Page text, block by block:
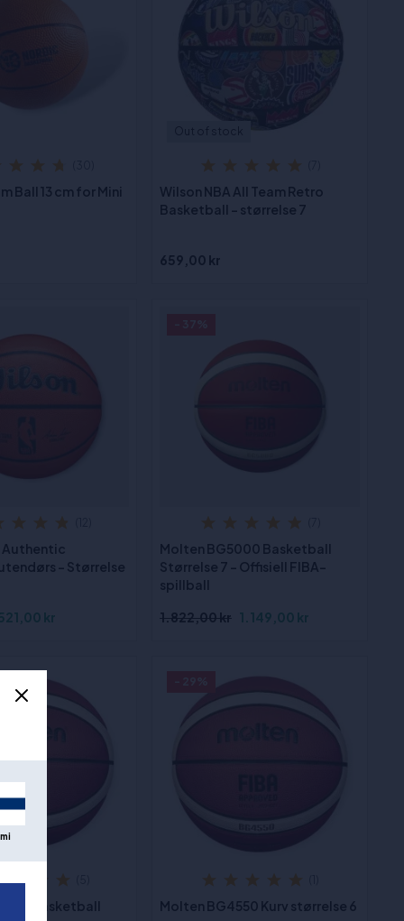
Ball 13 cm for Mini
Wilson NBA All Team Retro
Basketball - størrelse 7
659,00 kr
Authentic
- Størrelse
521,00 kr
Molten BG5000 Basketball
Størrelse 7 - Offisiell FIBA-
spillball
1.822,00 kr 1.149,00 kr
Basketball
Molten BG4550 Kurv størrelse 6